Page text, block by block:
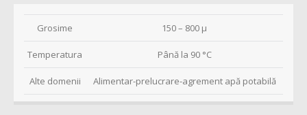
Grosime 150 – 800 µ
Temperatura Până la 90 °C
Alte domenii Alimentar-prelucrare-agrement apă potabilă